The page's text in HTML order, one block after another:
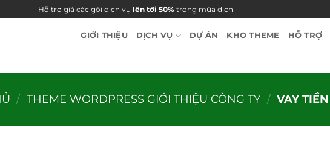
Hỗ trợ giá các gói dịch vụ lên tới 50% trong mùa dịch
GIỚI THIỆU DỊCH VỤ DỰ ÁN KHO THEME HỖ TRỢ
/ THEME WORDPRESS GIỚI THIỆU CÔNG TY / VAY TIỀN